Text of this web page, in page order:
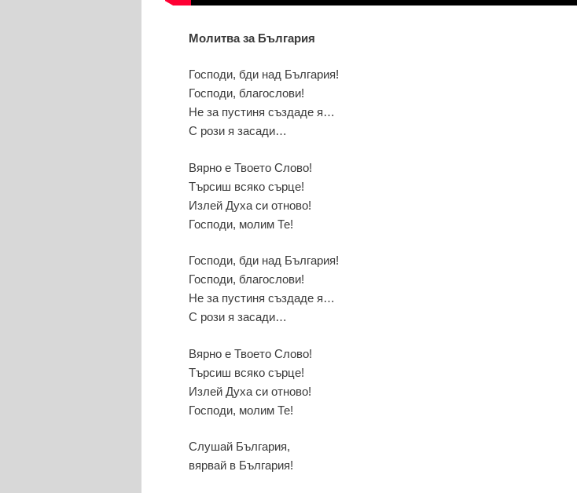
Молитва за България
Господи, бди над България!
Господи, благослови!
Не за пустиня създаде я…
С рози я засади…
Вярно е Твоето Слово!
Търсиш всяко сърце!
Излей Духа си отново!
Господи, молим Те!
Господи, бди над България!
Господи, благослови!
Не за пустиня създаде я…
С рози я засади…
Вярно е Твоето Слово!
Търсиш всяко сърце!
Излей Духа си отново!
Господи, молим Те!
Слушай България,
вярвай в България!